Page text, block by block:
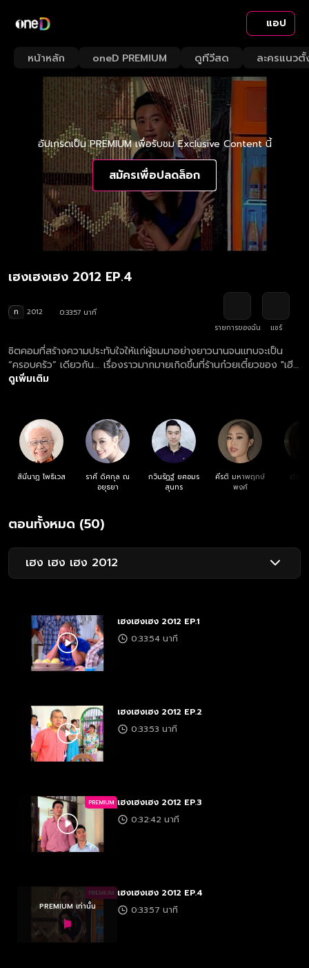
แอป
หน้าหลัก oneD PREMIUM ดูทีวีสด ละครแนวตั้
อัปเกรดเป็น PREMIUM เพื่อรับชม Exclusive Content นี้
สมัครเพื่อปลดล็อก
เฮงเฮงเฮง 2012 EP.4
ท 2012
0:33:57 นาที
รายการของฉัน
แชร์
ซิตคอมที่สร้างความประทับใจให้แก่ผู้ชมมาอย่างยาวนานจนแทบจะเป็น
“ครอบครัว” เดียวกัน... เรื่องราวมากมายเกิดขึ้นที่ร้านก๋วยเตี๋ยวของ "เฮีย
ฮวด" หัวหน้าครอบครัวชาวจีนหัวโบราณ แต่เมื่อยุคสมัยเริ่มเปลี่ยนไป และ
ดูเพิ่มเติม
สินีนาฏ โพธิเวส
ราศี ดิศกุล ณ
อยุธยา
กวินรัฏฐ์ ยศอมร
สุนทร
คีรติ มหาพฤกษ์
พงศ์
ต่าย
ตอนทั้งหมด (50)
เฮง เฮง เฮง 2012
เฮงเฮงเฮง 2012 EP.1
0:33:54 นาที
เฮงเฮงเฮง 2012 EP.2
0:33:53 นาที
PREMIUM เฮงเฮงเฮง 2012 EP.3
0:32:42 นาที
PREMIUM
PREMIUM เท่านั้น
เฮงเฮงเฮง 2012 EP.4
0:33:57 นาที